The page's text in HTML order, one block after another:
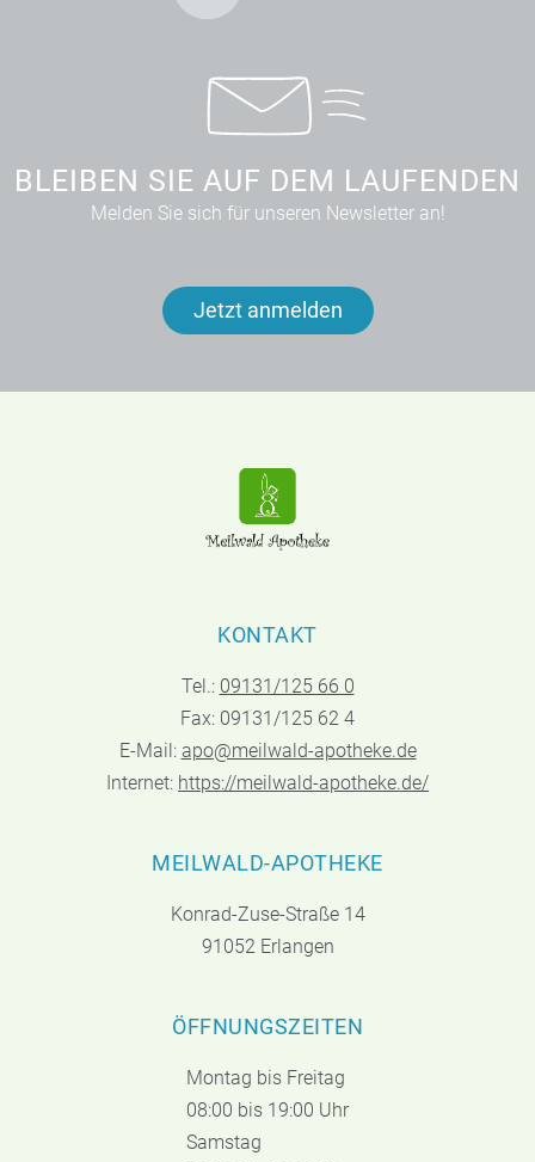
BLEIBEN SIE AUF DEM LAUFENDEN
Melden Sie sich für unseren Newsletter an!
Jetzt anmelden
KONTAKT
Tel.: 09131/125 66 0
Fax: 09131/125 62 4
E-Mail: apo@meilwald-apotheke.de
Internet: https://meilwald-apotheke.de/
MEILWALD-APOTHEKE
Konrad-Zuse-Straße 14
91052 Erlangen
ÖFFNUNGSZEITEN
Montag bis Freitag
08:00 bis 19:00 Uhr
Samstag